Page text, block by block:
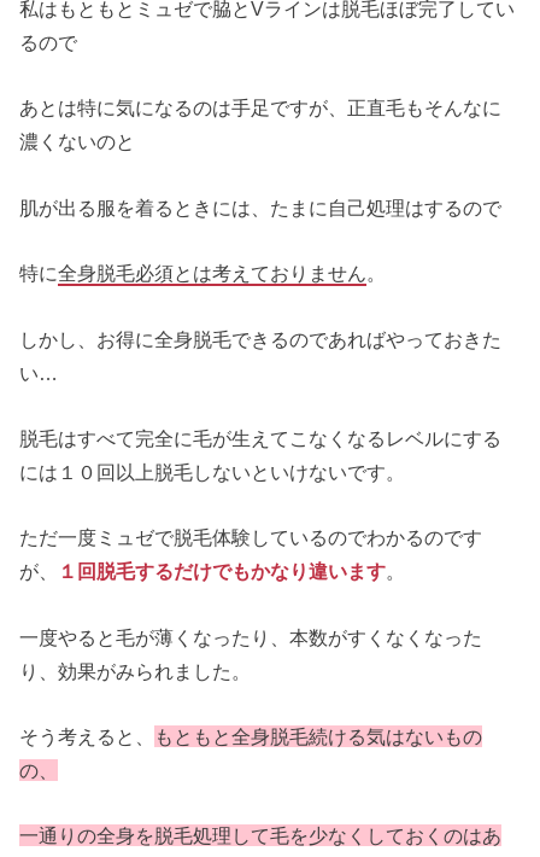
私はもともとミュゼで脇とVラインは脱毛ほぼ完了してい
るので
あとは特に気になるのは手足ですが、正直毛もそんなに
濃くないのと
肌が出る服を着るときには、たまに自己処理はするので
特に全身脱毛必須とは考えておりません。
しかし、お得に全身脱毛できるのであればやっておきた
い…
脱毛はすべて完全に毛が生えてこなくなるレベルにする
には１０回以上脱毛しないといけないです。
ただ一度ミュゼで脱毛体験しているのでわかるのです
が、
１回脱毛するだけでもかなり違います。
一度やると毛が薄くなったり、本数がすくなくなった
り、効果がみられました。
そう考えると、
もともと全身脱毛続ける気はないもの
の、
一通りの全身を脱毛処理して毛を少なくしておくのはあ